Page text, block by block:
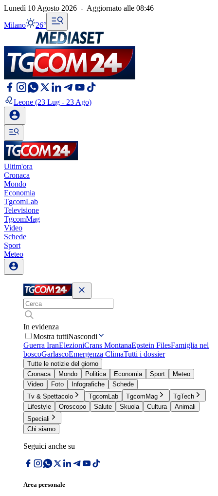
Lunedì 10 Agosto 2026 - Aggiornato alle 08:46
Milano 26°
Leone (23 Lug - 23 Ago)
Ultim'ora
Cronaca
Mondo
Economia
TgcomLab
Televisione
TgcomMag
Video
Schede
Sport
Meteo
In evidenza
Mostra tuttiNascondi
Guerra IranElezioniCrans MontanaEpstein FilesFamiglia nel
boscoGarlascoEmergenza ClimaTutti i dossier
Tutte le notizie del giorno
Cronaca
Mondo Politica Economia Sport
Meteo
Video
Foto Infografiche
Schede
Tv & Spettacolo
TgcomLab TgcomMag
TgTech
Lifestyle
Oroscopo Salute Skuola Cultura
Animali
Speciali
Chi siamo
Seguici anche su
Area personale